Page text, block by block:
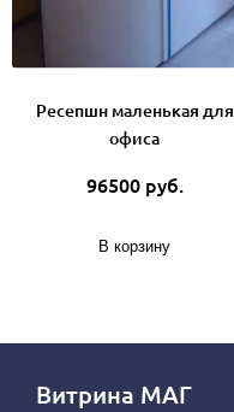
Ресепшн маленькая для
офиса
96500 руб.
В корзину
Витрина МАГ